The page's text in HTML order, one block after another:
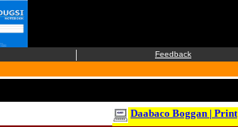
| Feedback
Daabaco Boggan | Print